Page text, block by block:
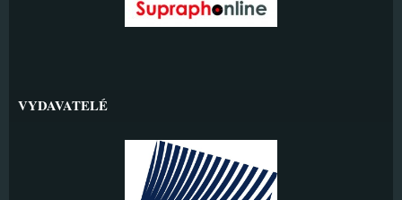
VYDAVATELÉ